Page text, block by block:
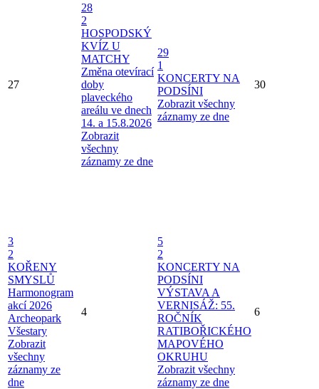
27
28
2
HOSPODSKÝ
KVÍZ U
MATCHY
Změna otevírací
doby
plaveckého
areálu ve dnech
14. a 15.8.2026
Zobrazit
všechny
záznamy ze dne
29
1
KONCERTY NA
PODSÍNI
Zobrazit všechny
záznamy ze dne
30
3
2
KOŘENY
SMYSLŮ
Harmonogram
akcí 2026
Archeopark
Všestary
Zobrazit
všechny
záznamy ze
dne
4
5
2
KONCERTY NA
PODSÍNI
VÝSTAVA A
VERNISÁŽ: 55.
ROČNÍK
RATIBOŘICKÉHO
MAPOVÉHO
OKRUHU
Zobrazit všechny
záznamy ze dne
6